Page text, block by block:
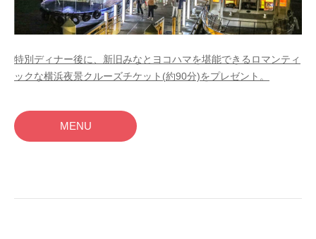
特別ディナー後に、新旧みなとヨコハマを堪能できるロマンティ
ックな横浜夜景クルーズチケット(約90分)をプレゼント。
MENU